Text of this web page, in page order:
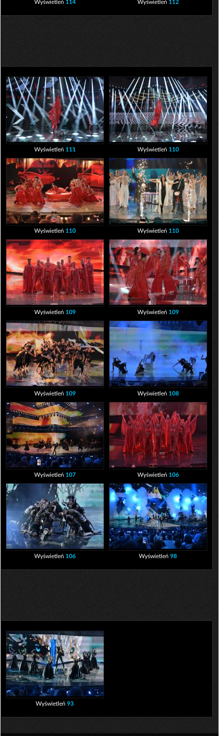
Wyświetleń 114 Wyświetleń 112
Wyświetleń 111 Wyświetleń 110
Wyświetleń 110 Wyświetleń 110
Wyświetleń 109 Wyświetleń 109
Wyświetleń 109 Wyświetleń 108
Wyświetleń 107 Wyświetleń 106
Wyświetleń 106 Wyświetleń98
Wyświetleń93